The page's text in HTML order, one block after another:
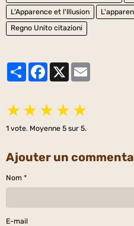
L'Apparence et l'Illusion
Regno Unito citazioni
PartagerFacebook
★ ★ ★ ★ ★
1 vote. Moyenne 5 sur 5.
Ajouter un
Nom
E-mail